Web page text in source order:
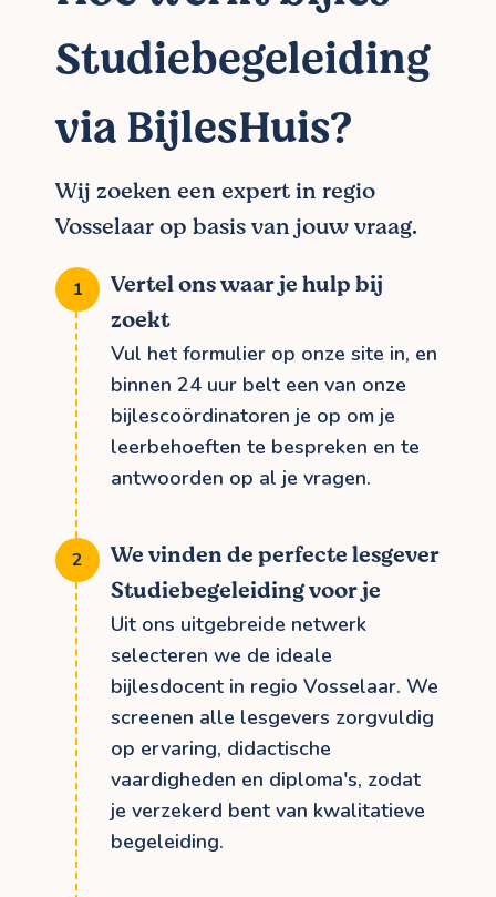
Studiebegeleiding
via BijlesHuis?
Wij zoeken een expert in regio
Vosselaar op basis van jouw vraag.
Vertel ons waar je hulp bij
zoekt
Vul het formulier op onze site in, en
binnen 24 uur belt een van onze
bijlescoördinatoren je op om je
leerbehoeften te bespreken en te
antwoorden op al je vragen.
We vinden de perfecte lesgever
Studiebegeleiding voor je
Uit ons uitgebreide netwerk
selecteren we de ideale
bijlesdocent in regio Vosselaar. We
screenen alle lesgevers zorgvuldig
op ervaring, didactische
vaardigheden en diploma's, zodat
je verzekerd bent van kwalitatieve
begeleiding.